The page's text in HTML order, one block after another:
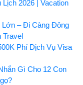
2026 | Vacation
Lớn – Đi Càng Đông
Travel
Phí Dịch Vụ Visa
Gì Cho 12 Con